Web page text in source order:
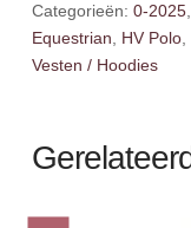
Categorieën: 0-2025,
Equestrian
HV Polo,
Vesten / Hoodies